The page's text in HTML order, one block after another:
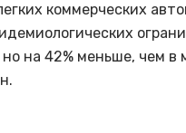
коммерческих
на 42% меньше, чем